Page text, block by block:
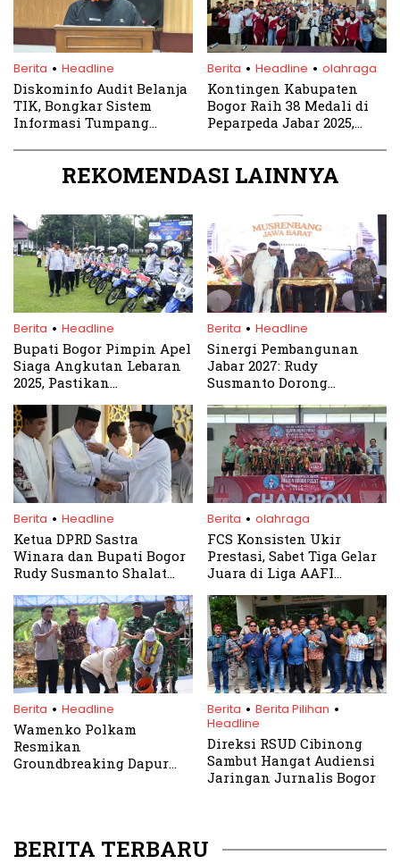
Berita . Headline
Diskominfo Audit Belanja
TIK, Bongkar Sistem
Informasi Tumpang
Berita . Headline . olahraga
Kontingen Kabupaten
Bogor Raih 38 Medali di
Peparpeda Jabar 2025,
Akhir
REKOMENDASI LAINNYA
Berita . Headline
Bupati Bogor Pimpin Apel
Siaga Angkutan Lebaran
2025, Pastikan
dan Balik Idul Fitri
Berita . Headline
Sinergi Pembangunan
Jabar 2027: Rudy
Susmanto Dorong
dan Kesehatan
Berita . Headline
Ketua DPRD Sastra
Winara dan Bupati Bogor
Rudy Susmanto Shalat
Berita . olahraga
FCS Konsisten Ukir
Prestasi, Sabet Tiga Gelar
Juara di Liga AAFI
Berita . Headline
Wamenko Polkam
Resmikan
Groundbreaking Dapur
Berita . Berita Pilihan .
Headline
Direksi RSUD Cibinong
Sambut Hangat Audiensi
Jaringan Jurnalis Bogor
BERITA TERBARU